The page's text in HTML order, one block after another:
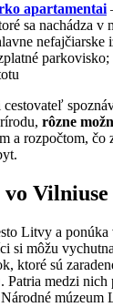
apartamentai
sa nachádza v
nefajčiarske
rôzne
a rozpočtom, čo
Vilniuse
Litvy a
si môžu
ktoré sú
medzi nich
múzeum